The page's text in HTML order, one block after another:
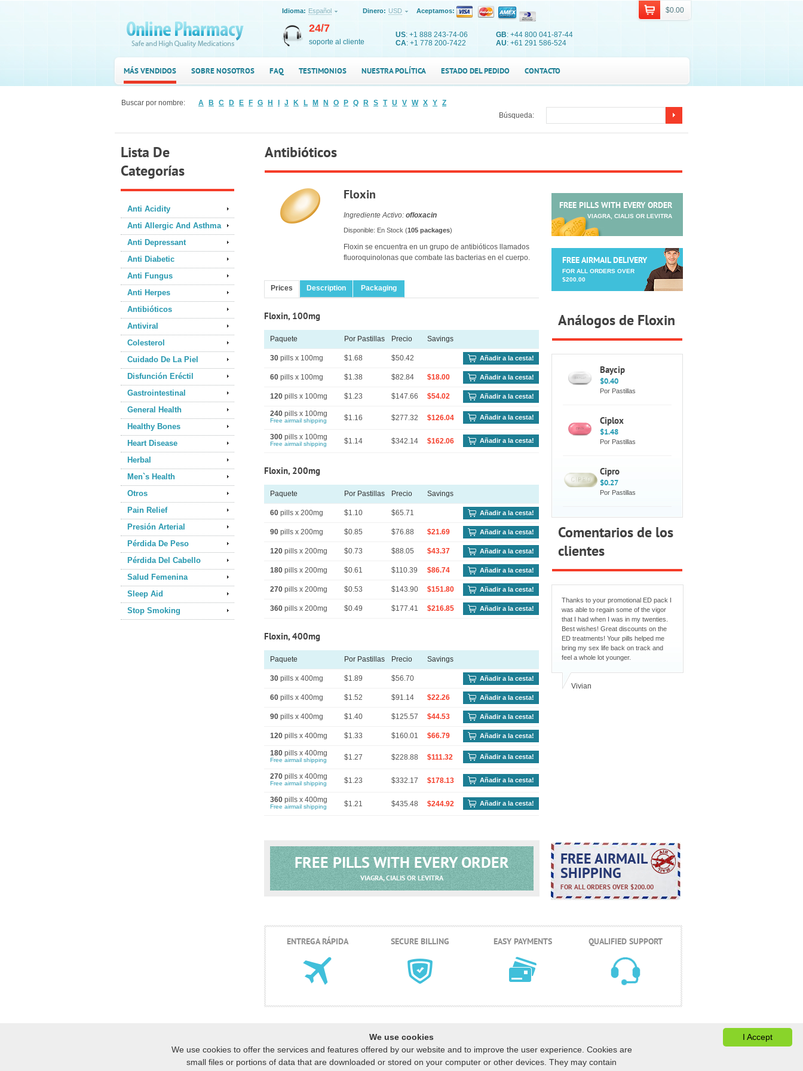
Idioma: Español Dinero: USD Aceptamos: $0.00
24/7
soporte al cliente
US: +1 888 243-74-06 GB: +44 800 041-87-44
CA: +1 778 200-7422 AU: +61 291 586-524
MÁS VENDIDOS SOBRE NOSOTROS FAQ TESTIMONIOS NUESTRA POLÍTICA ESTADO DEL PEDIDO CONTACTO
Buscar por nombre: A B C D E F G H J K L M N O P Q R S T U V W X Y Z
Búsqueda:
Lista De
Categorías
Anti Acidity
Anti Allergic And Asthma
Anti Depressant
Anti Diabetic
Anti Fungus
Anti Herpes
Antibióticos
Antiviral
Colesterol
Cuidado De La Piel
Disfunción Eréctil
Gastrointestinal
General Health
Healthy Bones
Heart Disease
Herbal
Men`s Health
Otros
Pain Relief
Presión Arterial
Pérdida De Peso
Pérdida Del Cabello
Salud Femenina
Sleep Aid
Stop Smoking
Antibióticos
Floxin
Ingrediente Activo: ofloxacin
Disponible: En Stock (105 packages)
Floxin se encuentra en un grupo de antibióticos llamados
fluoroquinolonas que combate las bacterias en el cuerpo.
Prices Description Packaging
Floxin, 100mg
Paquete Por Pastillas Precio Savings
30 pills x 100mg $1.68 $50.42 Añadir a la cesta!
60 pills x 100mg $1.38 $82.84 $18.00 Añadir a la cesta!
120 pills x 100mg $1.23 $147.66 $54.02 Añadir a la cesta!
240 pills x 100mg
Free airmail shipping $1.16 $277.32 $126.04 Añadir a la cesta!
300 pills x 100mg
Free airmail shipping $1.14 $342.14 $162.06 Añadir a la cesta!
Floxin, 200mg
Paquete Por Pastillas Precio Savings
60 pills x 200mg $1.10 $65.71 Añadir a la cesta!
90 pills x 200mg $0.85 $76.88 $21.69 Añadir a la cesta!
120 pills x 200mg $0.73 $88.05 $43.37 Añadir a la cesta!
180 pills x 200mg $0.61 $110.39 $86.74 Añadir a la cesta!
270 pills x 200mg $0.53 $143.90 $151.80 Añadir a la cesta!
360 pills x 200mg $0.49 $177.41 $216.85 Añadir a la cesta!
Floxin, 400mg
Paquete Por Pastillas Precio Savings
30 pills x 400mg $1.89 $56.70 Añadir a la cesta!
60 pills x 400mg $1.52 $91.14 $22.26 Añadir a la cesta!
90 pills x 400mg $1.40 $125.57 $44.53 Añadir a la cesta!
120 pills x 400mg $1.33 $160.01 $66.79 Añadir a la cesta!
180 pills x 400mg
Free airmail shipping $1.27 $228.88 $111.32 Añadir a la cesta!
270 pills x 400mg
Free airmail shipping $1.23 $332.17 $178.13 Añadir a la cesta!
360 pills x 400mg
Free airmail shipping $1.21 $435.48 $244.92 Añadir a la cesta!
FREE PILLS WITH EVERY ORDER
VIAGRA, CIALIS OR LEVITRA
FREE AIRMAIL DELIVERY
FOR ALL ORDERS OVER
$200.00
Análogos de Floxin
Baycip
$0.40
Por Pastillas
Ciplox
$1.48
Por Pastillas
Cipro
$0.27
Por Pastillas
Comentarios de los
clientes
Thanks to your promotional ED pack I
was able to regain some of the vigor
that I had when I was in my twenties.
Best wishes! Great discounts on the
ED treatments! Your pills helped me
bring my sex life back on track and
feel a whole lot younger.
Vivian
FREE PILLS WITH EVERY ORDER
VIAGRA, CIALIS OR LEVITRA
FREE AIRMAIL
SHIPPING
FOR ALL ORDERS OVER $200.00
ENTREGA RÁPIDA SECURE BILLING EASY PAYMENTS QUALIFIED SUPPORT
INICIO | MÁS VENDIDOS | CESTA | MUESTRAS GRATUITAS | FAQ | NUESTRA POLÍTICA | CONTACTS ESTADO DEL PEDIDO
I Accept
We use cookies
We use cookies to offer the services and features offered by our website and to improve the user experience. Cookies are
small files or portions of data that are downloaded or stored on your computer or other devices. They may contain